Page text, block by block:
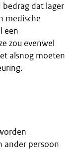
bedrag dat lager
medische
een
zou evenwel
alsnog moeten
ander persoon